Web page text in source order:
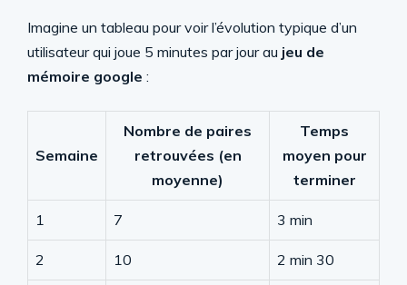
Imagine un tableau pour voir l’évolution typique d’un
utilisateur qui joue 5 minutes par jour au jeu de
mémoire google :
Semaine
Nombre de paires
retrouvées (en
moyenne)
Temps
moyen pour
terminer
1 7 3 min
2 10 2 min 30